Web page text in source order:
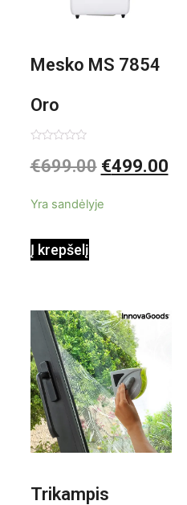
Mesko MS 7854
Oro
kondicionierius
0
iš
€699.00 €499.00
Yra sandėlyje
Į krepšelį
Trikampis